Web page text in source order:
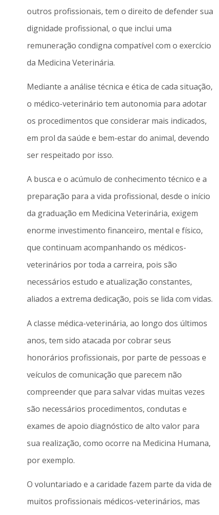
outros profissionais, tem o direito de defender sua
dignidade profissional, o que inclui uma
remuneração condigna compatível com o exercício
da Medicina Veterinária.
Mediante a análise técnica e ética de cada situação,
o médico-veterinário tem autonomia para adotar
os procedimentos que considerar mais indicados,
em prol da saúde e bem-estar do animal, devendo
ser respeitado por isso.
A busca e o acúmulo de conhecimento técnico e a
preparação para a vida profissional, desde o início
da graduação em Medicina Veterinária, exigem
enorme investimento financeiro, mental e físico,
que continuam acompanhando os médicos-
veterinários por toda a carreira, pois são
necessários estudo e atualização constantes,
aliados a extrema dedicação, pois se lida com vidas.
A classe médica-veterinária, ao longo dos últimos
anos, tem sido atacada por cobrar seus
honorários profissionais, por parte de pessoas e
veículos de comunicação que parecem não
compreender que para salvar vidas muitas vezes
são necessários procedimentos, condutas e
exames de apoio diagnóstico de alto valor para
sua realização, como ocorre na Medicina Humana,
por exemplo.
O voluntariado e a caridade fazem parte da vida de
muitos profissionais médicos-veterinários, mas